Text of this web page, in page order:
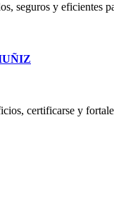
seguros y eficientes
certificarse y